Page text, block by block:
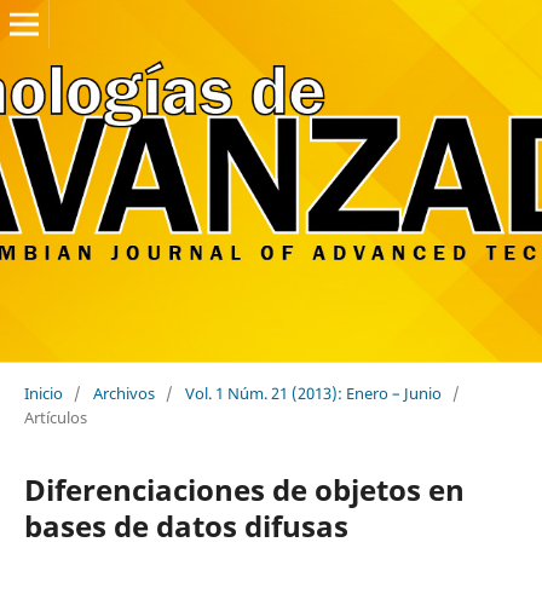
Inicio / Archivos / Vol. 1 Núm. 21 (2013): Enero – Junio /
Artículos
Diferenciaciones de objetos en
bases de datos difusas